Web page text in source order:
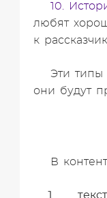
10.
любят
к
Эти типы
они будут
В